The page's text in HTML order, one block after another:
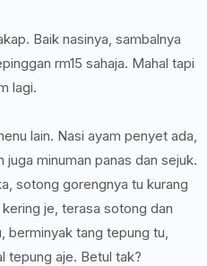
Baik nasinya, sambalnya
rm15 sahaja. Mahal tapi
lagi.
lain. Nasi ayam penyet ada,
minuman panas dan sejuk.
sotong gorengnya tu kurang
je, terasa sotong dan
berminyak tang tepung tu,
tepung aje. Betul tak?